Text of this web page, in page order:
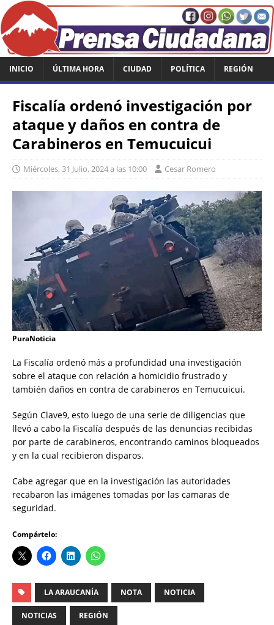
INICIO ÚLTIMA HORA CIUDAD POLÍTICA REGIÓN
Fiscalía ordenó investigación por
ataque y daños en contra de
Carabineros en Temucuicui
Miércoles, 31 Julio, 2024 a las 10:00 Cesar Romero
PuraNoticia
La Fiscalía ordenó más a profundidad una investigación
sobre el ataque con relación a homicidio frustrado y
también daños en contra de carabineros en Temucuicui.
Según Clave9, esto luego de una serie de diligencias que
llevó a cabo la Fiscalía después de las denuncias recibidas
por parte de carabineros, encontrando caminos bloqueados
y en la cual recibieron disparos.
Cabe agregar que en la investigación las autoridades
recabaron las imágenes tomadas por las camaras de
seguridad.
Compártelo:
LA ARAUCANÍA NOTA NOTICIA
NOTICIAS REGIÓN